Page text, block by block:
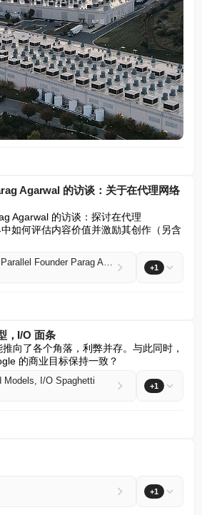
Agarwal 的访谈：关于在代理网络
Agarwal 的访谈：探讨在代理
中如何评估内容价值并激励其创作（另含
An Interview with Parallel Founder Parag Agarwal About Valuing Content on the Agentic Web +1
，I/O 面条
向了各个角落，利弊并存。与此同时，
的商业目标保持一致？
Models, I/O Spaghetti +1
+1